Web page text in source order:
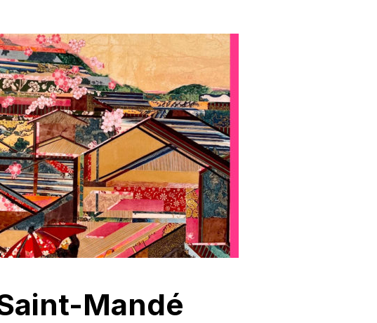
Mandé